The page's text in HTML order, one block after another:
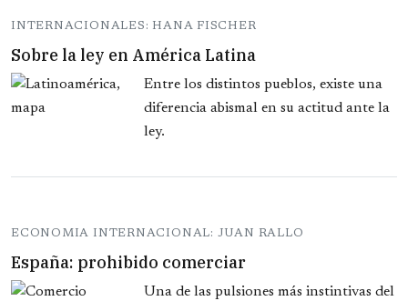
INTERNACIONALES: HANA FISCHER
Sobre la ley en América Latina
Entre los distintos pueblos, existe una
diferencia abismal en su actitud ante la
ley.
ECONOMIA INTERNACIONAL: JUAN RALLO
España: prohibido comerciar
Una de las pulsiones más instintivas del